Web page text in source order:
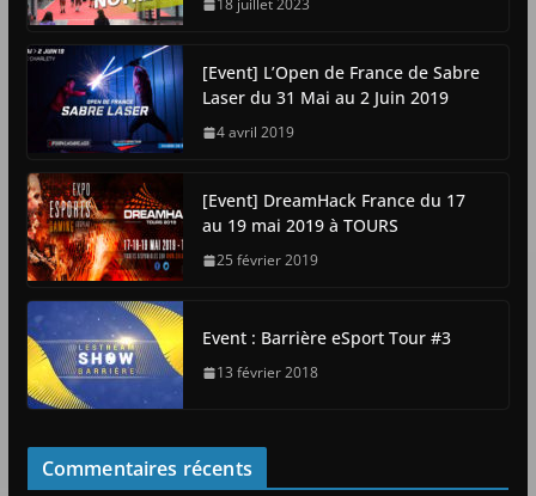
18 juillet 2023
[Event] L’Open de France de Sabre
Laser du 31 Mai au 2 Juin 2019
4 avril 2019
[Event] DreamHack France du 17
au 19 mai 2019 à TOURS
25 février 2019
Event : Barrière eSport Tour #3
13 février 2018
Commentaires récents